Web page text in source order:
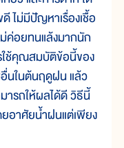
ไม่มีปัญหาเรื่องเชื้อ
ค่อยทนแล้งมากนัก
ใช้คุณสมบัติข้อนี้ของ
นในต้นฤดูฝน แล้ว
ารถให้ผลได้ดี วิธีนี้
อาศัยน้ำฝนแต่เพียง